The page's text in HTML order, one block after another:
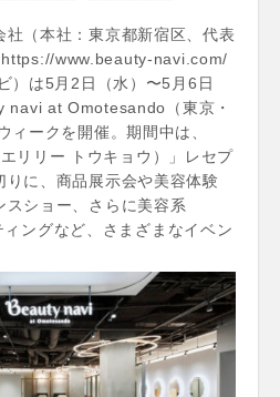
社（本社：東京都新宿区、代表
www.beauty-navi.com/
）は5月2日（水）〜5月6日
navi at Omotesando（東京・
ィークを開催。期間中は、
リリー トウキョウ）」レセプ
りに、商品展示会や美容体験
ショー、さらに美容系
ングなど、さまざまなイベン